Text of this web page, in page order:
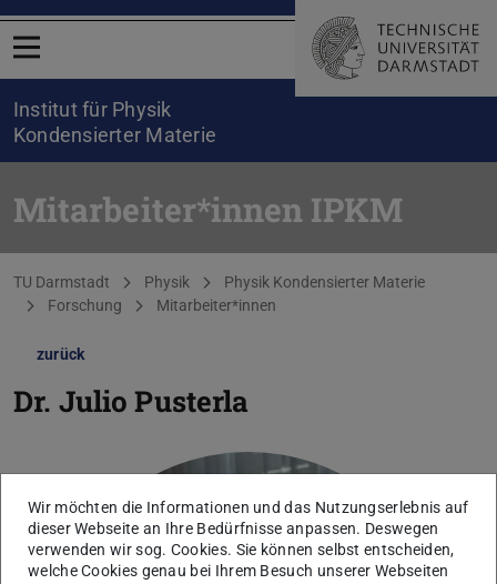
Menü öffnen
Institut für Physik
Kondensierter Materie
Mitarbeiter*innen IPKM
Sie befinden sich hier:
TU Darmstadt Physik
Physik Kondensierter Materie
Forschung
Mitarbeiter*innen
zurück
Dr. Julio Pusterla
Wir möchten die Informationen und das Nutzungserlebnis auf
dieser Webseite an Ihre Bedürfnisse anpassen. Deswegen
verwenden wir sog. Cookies. Sie können selbst entscheiden,
welche Cookies genau bei Ihrem Besuch unserer Webseiten